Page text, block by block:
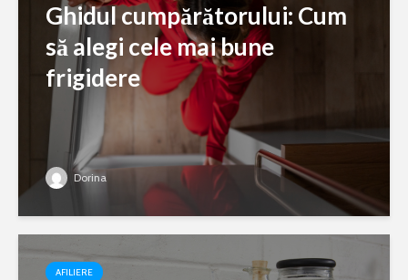
Ghidul cumpărătorului: Cum
să alegi cele mai bune
frigidere
Dorina
AFILIERE